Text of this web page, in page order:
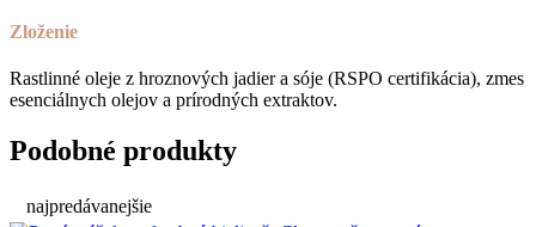
Zloženie
Rastlinné oleje z hroznových jadier a sóje (RSPO certifikácia), zmes
esenciálnych olejov a prírodných extraktov.
Podobné produkty
najpredávanejšie